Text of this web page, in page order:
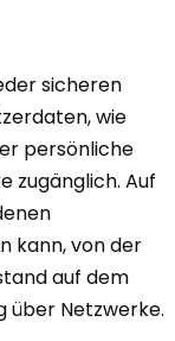
sicheren
wie
persönliche
zugänglich. Auf
kann, von der
auf dem
über Netzwerke.